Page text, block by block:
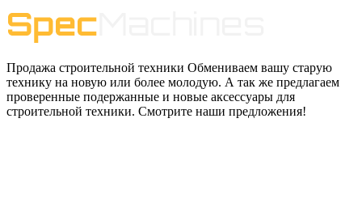
Продажа строительной техники Обмениваем вашу старую
технику на новую или более молодую. А так же предлагаем
проверенные подержанные и новые аксессуары для
строительной техники. Смотрите наши предложения!